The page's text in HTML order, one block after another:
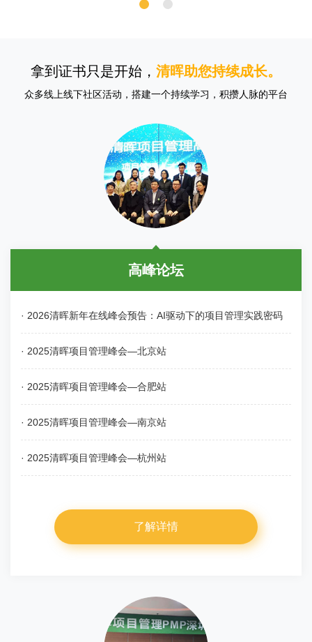
拿到证书只是开始， 清晖助您持续成长。
众多线上线下社区活动，搭建一个持续学习，积攒人脉的平台
高峰论坛
· 2026清晖新年在线峰会预告：AI驱动下的项目管理实践密码
· 2025清晖项目管理峰会—北京站
· 2025清晖项目管理峰会—合肥站
· 2025清晖项目管理峰会—南京站
· 2025清晖项目管理峰会—杭州站
了解详情